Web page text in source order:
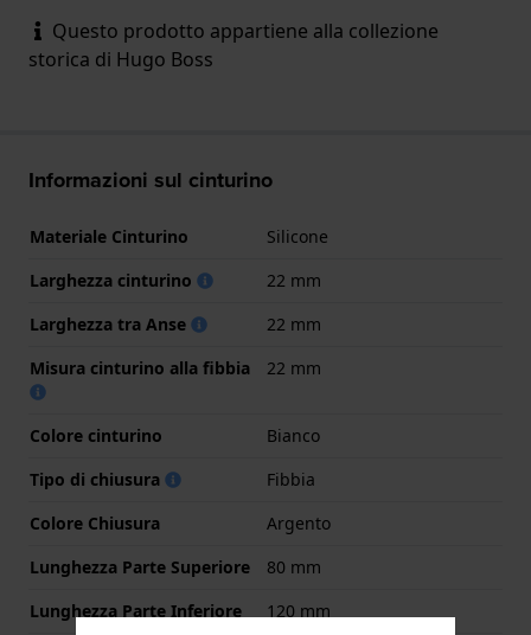
Questo prodotto appartiene alla collezione
storica di Hugo Boss
Informazioni sul cinturino
Materiale Cinturino
Silicone
Larghezza cinturino
22 mm
Larghezza tra Anse
22 mm
Misura cinturino alla fibbia
22 mm
Colore cinturino
Bianco
Tipo di chiusura
Fibbia
Colore Chiusura
Argento
Lunghezza Parte Superiore
80 mm
Lunghezza Parte Inferiore
120 mm